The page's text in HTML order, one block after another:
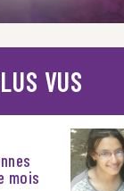
VUS
mois